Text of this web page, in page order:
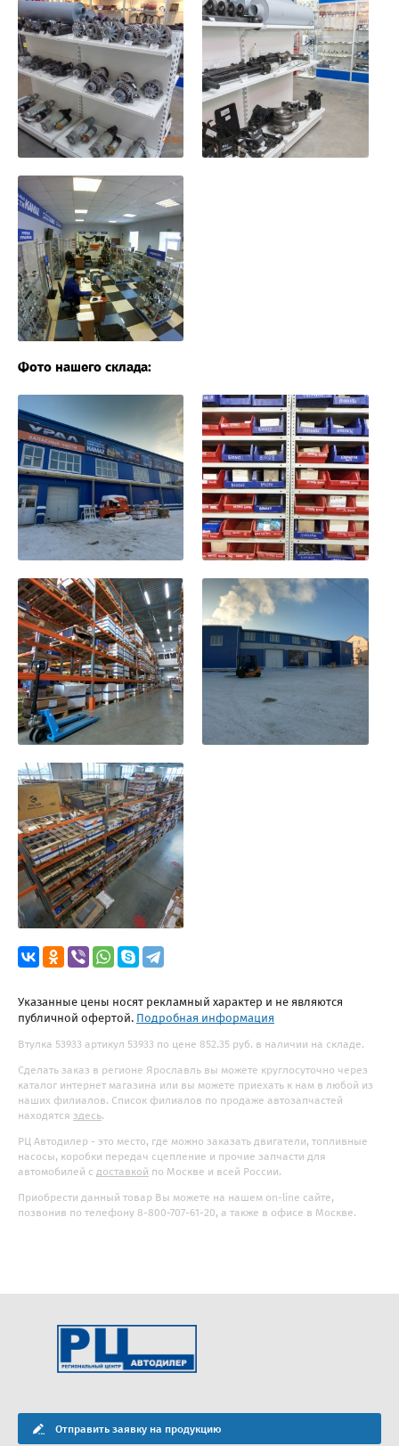
Фото нашего склада:
Указанные цены носят рекламный характер и не являются
публичной офертой. Подробная информация
Втулка 53933 артикул 53933 по цене 852.35 руб. в наличии на складе.
Сделать заказ в регионе Ярославль вы можете круглосуточно через
каталог интернет магазина или вы можете приехать к нам в любой из
наших филиалов. Список филиалов по продаже автозапчастей
находятся здесь.
РЦ Автодилер - это место, где можно заказать двигатели, топливные
насосы, коробки передач сцепление и прочие запчасти для
автомобилей с доставкой по Москве и всей России.
Приобрести данный товар Вы можете на нашем on-line сайте,
позвонив по телефону 8-800-707-61-20, а также в офисе в Москве.
Отправить заявку на продукцию